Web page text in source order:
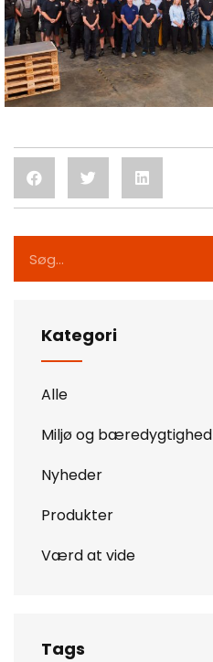
Kategori
Alle
Miljø og bæredygtighed
Nyheder
Produkter
Værd at vide
Tags